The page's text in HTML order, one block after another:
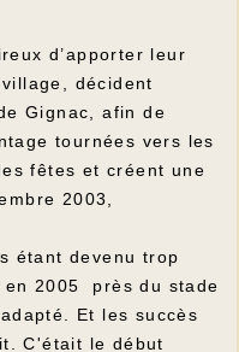
d’apporter leur
décident
Gignac, afin de
tournées vers les
fêtes et créent une
2003,
étant devenu trop
en 2005 près du stade
Et les succès
C'était le début